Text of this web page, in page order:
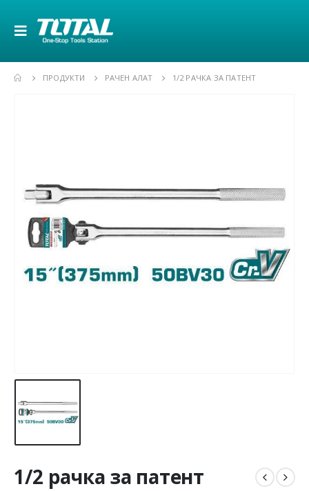
ПРОДУКТИ РАЧЕН АЛАТ 1/2 РАЧКА ЗА ПАТЕНТ
1/2 рачка за патент